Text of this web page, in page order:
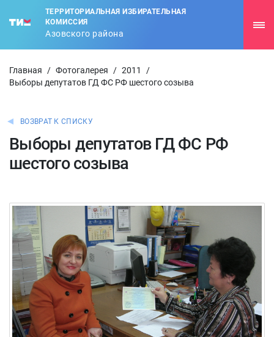
ТЕРРИТОРИАЛЬНАЯ ИЗБИРАТЕЛЬНАЯ
КОМИССИЯ
Азовского района
Главная / Фотогалерея / 2011
/
Выборы депутатов ГД ФС РФ шестого созыва
ВОЗВРАТ К СПИСКУ
Выборы депутатов ГД ФС РФ
шестого созыва